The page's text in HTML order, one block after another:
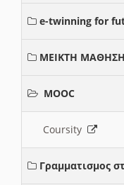
e-twinning for
ΜΕΙΚΤΗ ΜΑΘΗΣΗ
MOOC
Coursity
Γραμματισμος